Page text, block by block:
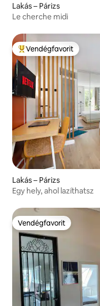
Lakás – Párizs
Le cherche midi
Kiemelt vendégfavorit
Vendégfavorit
Lakás – Párizs
Egy hely, ahol lazíthatsz
Vendégfavorit
Vendégfavorit